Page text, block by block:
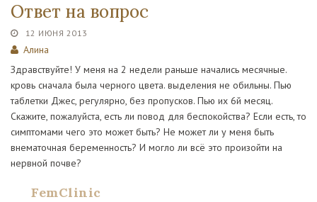
Ответ на вопрос
12 ИЮНЯ 2013
Алина
Здравствуйте! У меня на 2 недели раньше начались месячные.
кровь сначала была черного цвета. выделения не обильны. Пью
таблетки Джес, регулярно, без пропусков. Пью их 6й месяц.
Скажите, пожалуйста, есть ли повод для беспокойства? Если есть, то
симптомами чего это может быть? Не может ли у меня быть
внематочная беременность? И могло ли всё это произойти на
нервной почве?
FemClinic